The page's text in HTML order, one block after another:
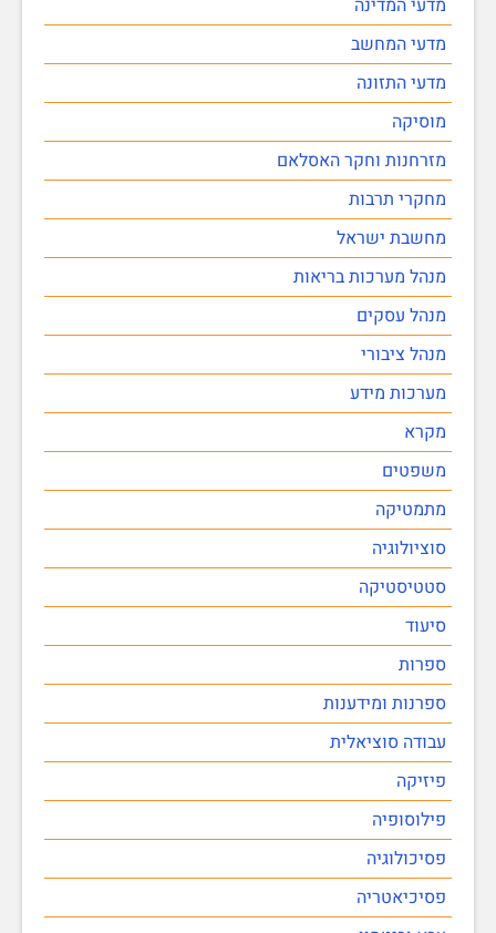
מדעי המחשב
מדעי התזונה
מוסיקה
מזרחנות וחקר האסלאם
מחקרי תרבות
מחשבת ישראל
מנהל מערכות בריאות
מנהל עסקים
מנהל ציבורי
מערכות מידע
מקרא
משפטים
מתמטיקה
סוציולוגיה
סטטיסטיקה
סיעוד
ספרות
ספרנות ומידענות
עבודה סוציאלית
פיזיקה
פילוסופיה
פסיכולוגיה
פסיכיאטריה